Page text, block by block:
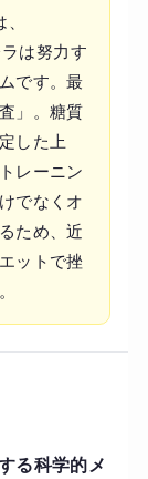
は努力す
です。最
」。糖質
した上
レーニン
でなくオ
ため、近
ットで挫
る科学的メ